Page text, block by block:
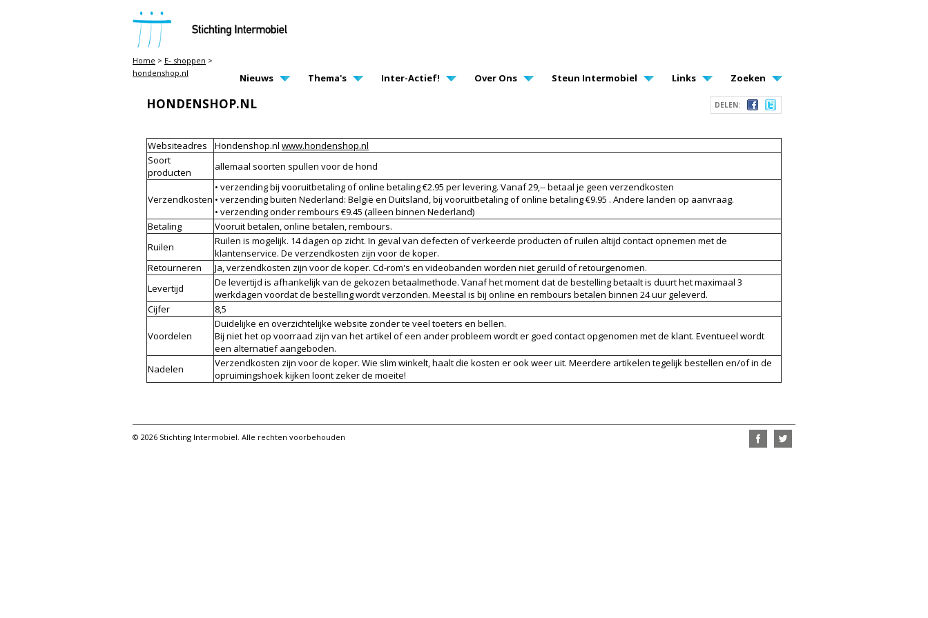
STICHTING INTERMOBIEL
MAIN PAGE NAVIGATION
Nieuws Thema's Inter-Actief! Over Ons Steun Intermobiel Links Zoeken
Home > E- shoppen >
hondenshop.nl
DELEN:
HONDENSHOP.NL
Websiteadres Hondenshop.nl www.hondenshop.nl
Soort
producten
allemaal soorten spullen voor de hond
Verzendkosten
• verzending bij vooruitbetaling of online betaling €2.95 per levering. Vanaf 29,-- betaal je geen verzendkosten
• verzending buiten Nederland: België en Duitsland, bij vooruitbetaling of online betaling €9.95 . Andere landen op aanvraag.
• verzending onder rembours €9.45 (alleen binnen Nederland)
Betaling
Vooruit betalen, online betalen, rembours.
Ruilen
Ruilen is mogelijk. 14 dagen op zicht. In geval van defecten of verkeerde producten of ruilen altijd contact opnemen met de
klantenservice. De verzendkosten zijn voor de koper.
Retourneren
Ja, verzendkosten zijn voor de koper. Cd-rom's en videobanden worden niet geruild of retourgenomen.
Levertijd
De levertijd is afhankelijk van de gekozen betaalmethode. Vanaf het moment dat de bestelling betaalt is duurt het maximaal 3
werkdagen voordat de bestelling wordt verzonden. Meestal is bij online en rembours betalen binnen 24 uur geleverd.
Cijfer
8,5
Voordelen
Duidelijke en overzichtelijke website zonder te veel toeters en bellen.
Bij niet het op voorraad zijn van het artikel of een ander probleem wordt er goed contact opgenomen met de klant. Eventueel wordt
een alternatief aangeboden.
Nadelen
Verzendkosten zijn voor de koper. Wie slim winkelt, haalt die kosten er ook weer uit. Meerdere artikelen tegelijk bestellen en/of in de
opruimingshoek kijken loont zeker de moeite!
© 2026 Stichting Intermobiel. Alle rechten voorbehouden